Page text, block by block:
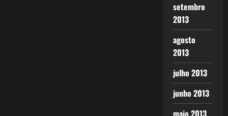
setembro
2013
agosto
2013
julho 2013
junho 2013
maio 2013